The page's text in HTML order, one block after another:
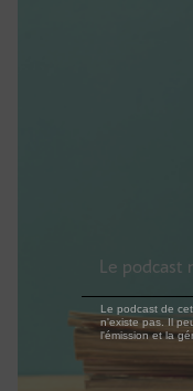
Le podcast
Le podcast de
n'existe pas. Il
l'émission et la